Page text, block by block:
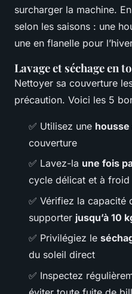
surcharger la machine.
selon les saisons : une
une en flanelle pour
Lavage et séchage en
Nettoyer sa couverture
précaution. Voici les 5
✅ Utilisez une
couverture
✅ Lavez-la une fois
cycle délicat et à froid
✅ Vérifiez la capacité
supporter jusqu’à 10
✅ Privilégiez le
du soleil direct
✅ Inspectez